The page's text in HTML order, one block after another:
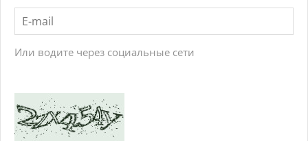
Или водите через социальные сети